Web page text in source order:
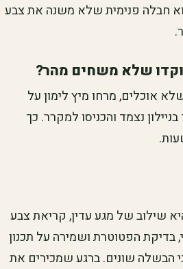
חבלה פנימית שלא משנה את צבע
שלא משחים מהר?
אוכלים, מרחו מיץ לימון על
נצמד והכניסו למקרר. כך
שילוב של מגע עדין, קריאת צבע
בדיקת הפטוטרת ושמירה על תכנון
הבשלה שונים. ברגע שמכירים את